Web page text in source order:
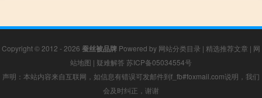
Copyright © 2012 - 2026 蚕丝被品牌 Powered by 网站分类目录 | 精选推荐文章 | 网
站地图 | 疑难解答 苏ICP备05034554号
声明：本站内容来自互联网，如信息有错误可发邮件到f_fb#foxmail.com说明，我们
会及时纠正，谢谢